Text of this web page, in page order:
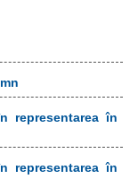
representarea în
representarea în